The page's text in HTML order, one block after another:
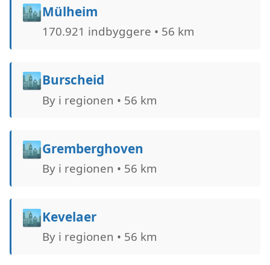
🏙️Mülheim
170.921 indbyggere • 56 km
🏙️Burscheid
By i regionen • 56 km
🏙️Gremberghoven
By i regionen • 56 km
🏙️Kevelaer
By i regionen • 56 km